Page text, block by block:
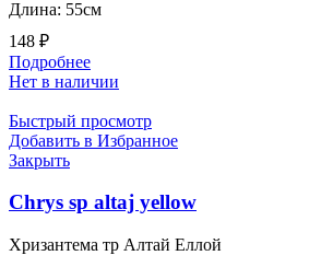
Длина: 55см
148 ₽
Подробнее
Нет в наличии
Быстрый просмотр
Добавить в Избранное
Закрыть
Chrys sp altaj yellow
Хризантема тр Алтай Еллой